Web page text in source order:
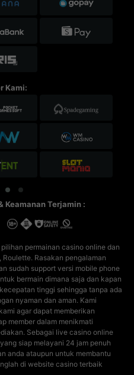
Kami:
Keamanan Terjamin :
permainan casino online dan
Rasakan pengalaman
sudah support versi mobile phone
bermain dimana saja dan kapan
tinggi sehingga tanpa ada
nyaman dan aman. Kami
agar dapat memberikan
member dalam menikmati
Sebagai live casino online
siap melayani 24 jam penuh
anda ataupun untuk membantu
di website casino terbaik